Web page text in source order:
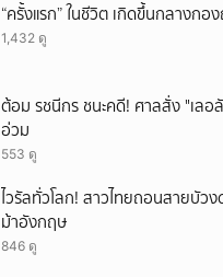
“ครั้งแรก” ในชีวิต เกิดขึ้นกลางกอ
1,432 ดู
ต้อม รชนีกร ชนะคดี! ศาลสั่ง "เล
อ่วม
553 ดู
ไวรัลทั่วโลก! สาวไทยถอนสายบัวง
ม้าอังกฤษ
846 ดู